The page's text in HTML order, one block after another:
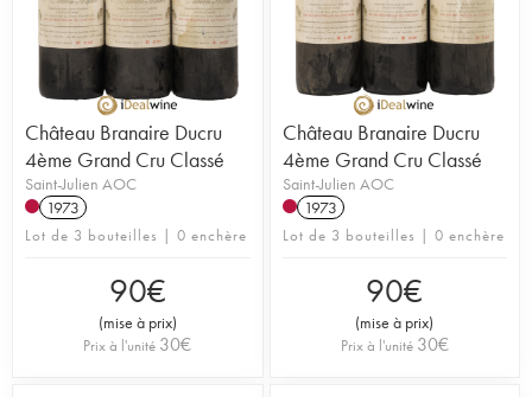
Château Branaire Ducru
4ème Grand Cru Classé
Saint-Julien AOC
1973
Lot de 3 bouteilles | 0 enchère
90€
(mise à prix)
Prix à l'unité 30€
Château Branaire Ducru
4ème Grand Cru Classé
Saint-Julien AOC
1973
Lot de 3 bouteilles | 0 enchère
90€
(mise à prix)
Prix à l'unité 30€